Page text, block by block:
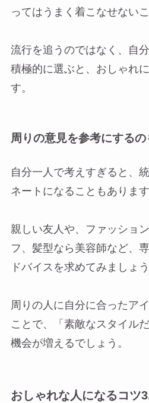
ってはうまく着こなせない
流行を追うのではなく、自
積極的に選ぶと、おしゃれ
す。
周りの意見を参考にするの
自分一人で考えすぎると、
ネートになることもあります
親しい友人や、ファッショ
フ、髪型なら美容師など、
ドバイスを求めてみましょう
周りの人に自分に合ったア
ことで、「素敵なスタイル
機会が増えるでしょう。
おしゃれな人になるコツ